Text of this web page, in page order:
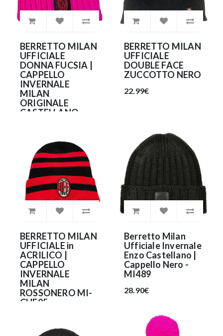
BERRETTO MILAN
UFFICIALE
DONNA FUCSIA |
CAPPELLO
INVERNALE
MILAN
ORIGINALE
CASTELLANO
BERRETTO MILAN
UFFICIALE
DOUBLE FACE
ZUCCOTTO NERO
22.99€
BERRETTO MILAN
UFFICIALE in
ACRILICO |
CAPPELLO
INVERNALE
MILAN
ROSSONERO MI-
CUF05
Berretto Milan
Ufficiale Invernale
Enzo Castellano |
Cappello Nero -
MI489
28.90€